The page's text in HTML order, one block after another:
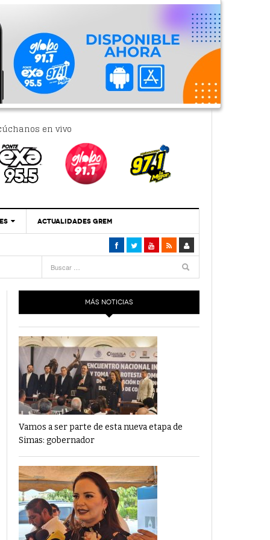
en vivo
‘Se Vale Soñar Con Una Contraloría Ciudadana’
Financiamiento’ Por PC29
‘La Laguna: Bomba De Tiempo Por Falta De
Planeación’ Por PC29- 17 mayo, 2021
‘Las Corrupciones, Sus Formas Y Efectos’ Por
PC29- 7 mayo, 2021
ACTUALIDADES GREM
MÁS NOTICIAS
Vamos a ser parte de esta nueva etapa de
Simas: gobernador